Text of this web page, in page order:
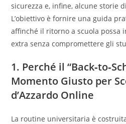
sicurezza e, infine, alcune storie
L’obiettivo è fornire una guida
affinché il ritorno a scuola possa
extra senza compromettere gli
1. Perché il
Momento Giusto per
d’Azzardo Online
La routine universitaria è